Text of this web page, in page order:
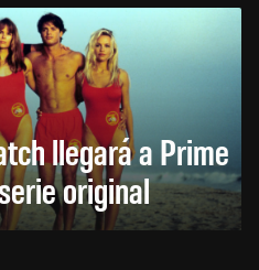
llegará a Prime
original